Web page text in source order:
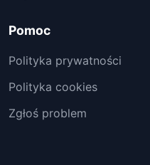
Pomoc
Polityka prywatności
Polityka cookies
Zgłoś problem